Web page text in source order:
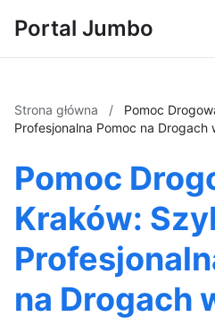
Portal Jumbo
Strona główna /
Pomoc
Profesjonalna Pomoc na Drogach
Pomoc
Kraków:
na Drogach